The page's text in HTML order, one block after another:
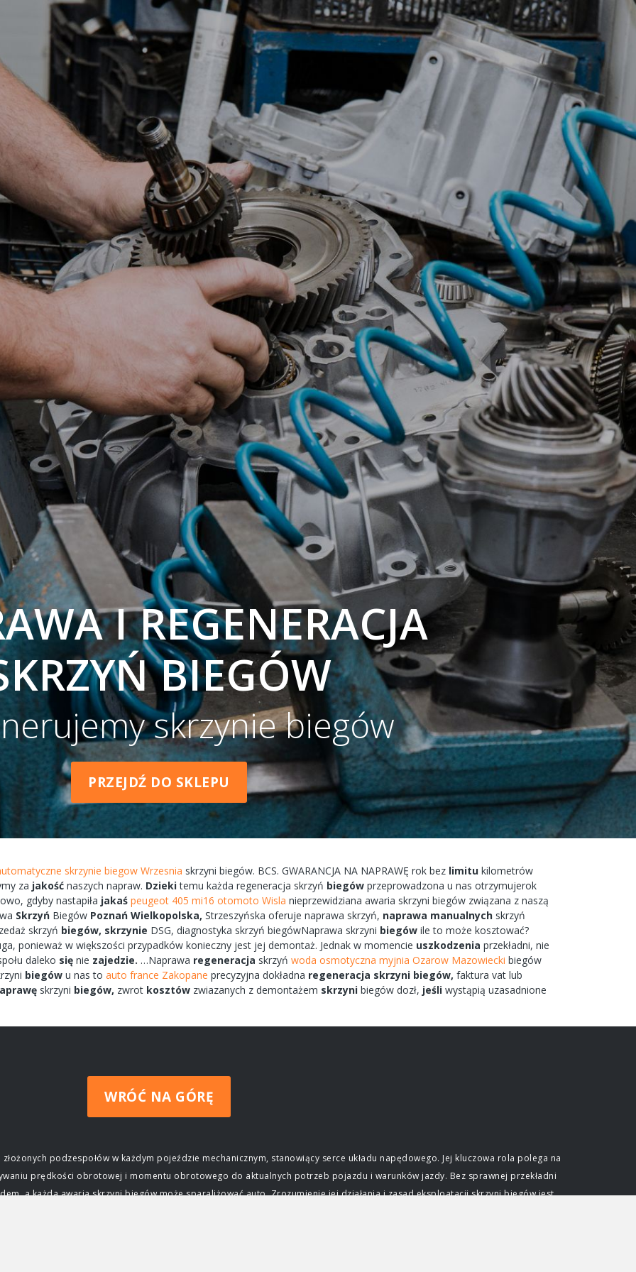
I REGENERACJA
BIEGÓW
skrzynie biegów
PRZEJDŹ DO SKLEPU
skrzynie biegow Wrzesnia skrzyni biegów. BCS. GWARANCJA NA NAPRAWĘ rok bez limitu kilometrów
za jakość naszych napraw. Dziekitemu każda regeneracja skrzyń biegów przeprowadzona u nas otrzymujerok
gdyby nastapiła jakaś peugeot 405 mi16 otomoto Wisla nieprzewidziana awaria skrzyni biegów związana z naszą
Skrzyń Biegów Poznań Wielkopolska, Strzeszyńska oferuje naprawa skrzyń, naprawa manualnych skrzyń
skrzyń biegów, skrzynie DSG, diagnostyka skrzyń biegówNaprawa skrzyni biegów ile to może kosztować?
ponieważ w większości przypadków konieczny jest jej demontaż. Jednak w momencie uszkodzenia przekładni, nie
daleko się nie zajedzie. …Naprawa regeneracja skrzyń woda osmotyczna myjnia Ozarow Mazowiecki biegów
biegów u nas to auto france Zakopane precyzyjna dokładna regeneracja skrzyni biegów, faktura vat lub
skrzyni biegów, zwrot kosztów zwiazanych z demontażem skrzyni biegów dozł, jeśli wystąpią uzasadnione
WRÓĆ NA GÓRĘ
podzespołów w każdym pojeździe mechanicznym, stanowiący serce układu napędowego. Jej kluczowa rola polega na
prędkości obrotowej i momentu obrotowego do aktualnych potrzeb pojazdu i warunków jazdy. Bez sprawnej przekładni
a każda awaria skrzyni biegów może sparaliżować auto. Zrozumienie jej działania i zasad eksploatacji skrzyni biegów jest